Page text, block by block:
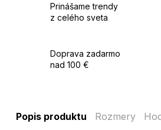
Prinášame trendy
z celého sveta
Doprava zadarmo
nad 100 €
Popis produktu Rozmery